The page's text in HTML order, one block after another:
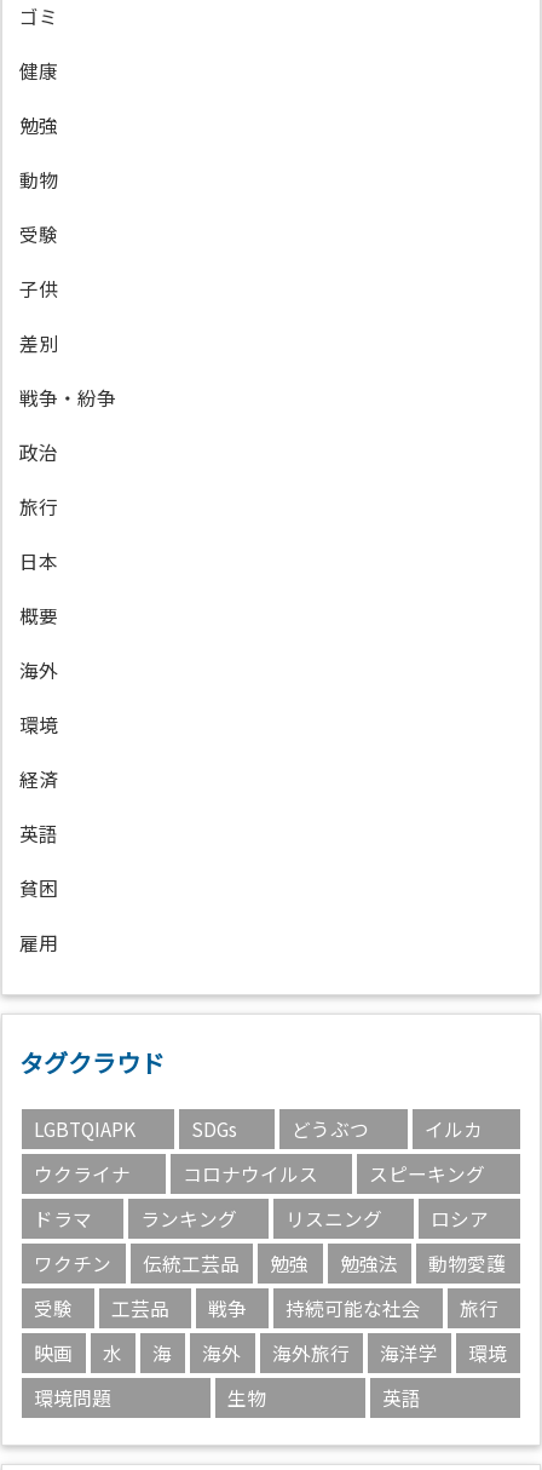
ゴミ
健康
勉強
動物
受験
子供
差別
戦争・紛争
政治
旅行
日本
概要
海外
環境
経済
英語
貧困
雇用
タグクラウド
LGBTQIAPK SDGs どうぶつ
イルカ
ウクライナ
コロナウイルス
スピーキング
ドラマ
ランキング リスニング
ロシア
ワクチン
伝統工芸品 勉強 勉強法
動物愛護
受験
工芸品 戦争 持続可能な社会
旅行
映画
水 海 海外 海外旅行 海洋学
環境
環境問題
生物 英語